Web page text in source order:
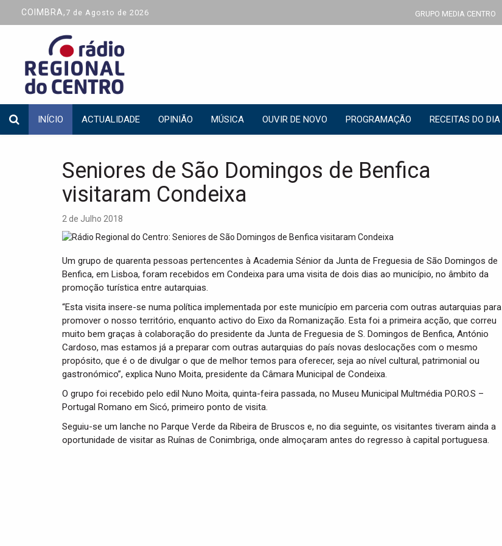
COIMBRA, 7 de Agosto de 2026 GRUPO MEDIA CENTRO
INÍCIO ACTUALIDADE OPINIÃO MÚSICA OUVIR DE NOVO PROGRAMAÇÃO RECEITAS DO DIA
Seniores de São Domingos de Benfica
visitaram Condeixa
2 de Julho 2018
Um grupo de quarenta pessoas pertencentes à Academia Sénior da Junta de Freguesia de São Domingos de
Benfica, em Lisboa, foram recebidos em Condeixa para uma visita de dois dias ao município, no âmbito da
promoção turística entre autarquias.
“Esta visita insere-se numa política implementada por este município em parceria com outras autarquias para
promover o nosso território, enquanto activo do Eixo da Romanização. Esta foi a primeira acção, que correu
muito bem graças à colaboração do presidente da Junta de Freguesia de S. Domingos de Benfica, António
Cardoso, mas estamos já a preparar com outras autarquias do país novas deslocações com o mesmo
propósito, que é o de divulgar o que de melhor temos para oferecer, seja ao nível cultural, patrimonial ou
gastronómico”, explica Nuno Moita, presidente da Câmara Municipal de Condeixa.
O grupo foi recebido pelo edil Nuno Moita, quinta-feira passada, no Museu Municipal Multmédia PO.RO.S –
Portugal Romano em Sicó, primeiro ponto de visita.
Seguiu-se um lanche no Parque Verde da Ribeira de Bruscos e, no dia seguinte, os visitantes tiveram ainda a
oportunidade de visitar as Ruínas de Conimbriga, onde almoçaram antes do regresso à capital portuguesa.